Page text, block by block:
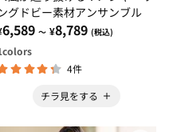
グドビー素材アンサンブル
6,589 ～ ¥8,789 (税込)
colors
4件
チラ見をする